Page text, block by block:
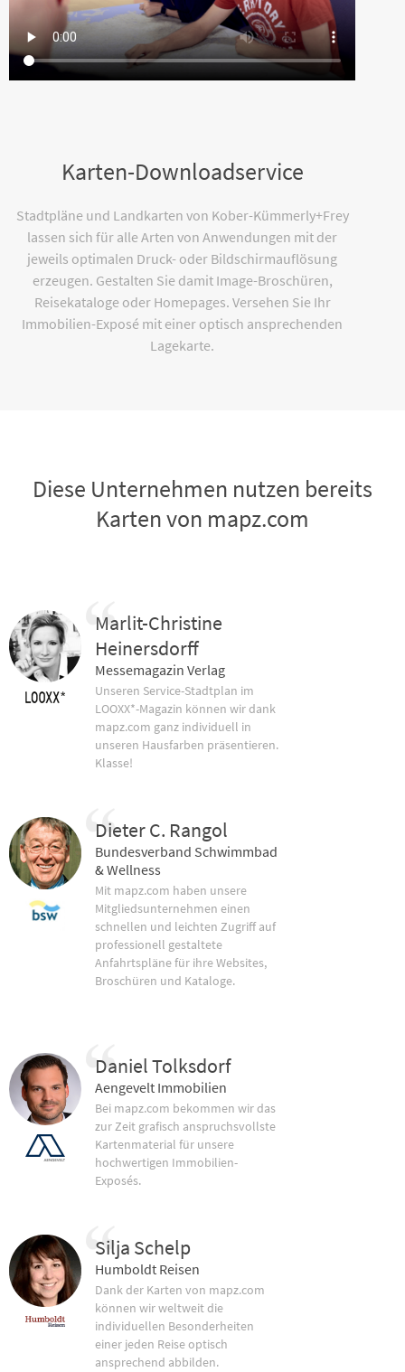
Karten-Downloadservice
Stadtpläne und Landkarten von Kober-Kümmerly+Frey
lassen sich für alle Arten von Anwendungen mit der
jeweils optimalen Druck- oder Bildschirmauflösung
erzeugen. Gestalten Sie damit Image-Broschüren,
Reisekataloge oder Homepages. Versehen Sie Ihr
Immobilien-Exposé mit einer optisch ansprechenden
Lagekarte.
Diese Unternehmen nutzen bereits
Karten von mapz.com
Marlit-Christine
Heinersdorff
Messemagazin Verlag
Unseren Service-Stadtplan im
LOOXX*-Magazin können wir dank
mapz.com ganz individuell in
unseren Hausfarben präsentieren.
Klasse!
Dieter C. Rangol
Bundesverband Schwimmbad
& Wellness
Mit mapz.com haben unsere
Mitgliedsunternehmen einen
schnellen und leichten Zugriff auf
professionell gestaltete
Anfahrtspläne für ihre Websites,
Broschüren und Kataloge.
Daniel Tolksdorf
Aengevelt Immobilien
Bei mapz.com bekommen wir das
zur Zeit grafisch anspruchsvollste
Kartenmaterial für unsere
hochwertigen Immobilien-
Exposés.
Silja Schelp
Humboldt Reisen
Dank der Karten von mapz.com
können wir weltweit die
individuellen Besonderheiten
einer jeden Reise optisch
ansprechend abbilden.